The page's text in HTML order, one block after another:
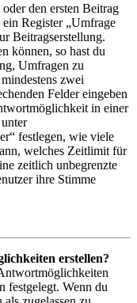
den ersten Beitrag
ein Register „Umfrage
Beitragserstellung.
können, so hast du
Umfragen zu
zwei
Felder eingeben
in einer
festlegen, wie viele
welches Zeitlimit für
zeitlich unbegrenzte
ihre Stimme
erstellen?
festgelegt. Wenn du